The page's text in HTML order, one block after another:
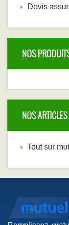
Devis
NOS
NOS ARTICLES
Tout sur